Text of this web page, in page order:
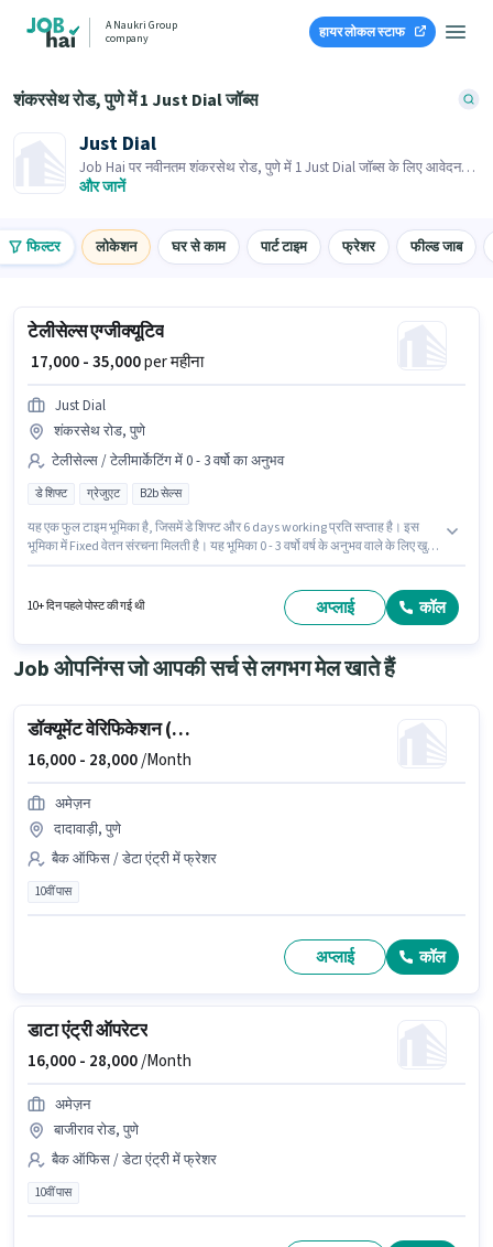
A Naukri Group
company
हायर लोकल स्टाफ
शंकरसेथ रोड, पुणे में 1 Just Dial जॉब्स
Just Dial
Job Hai पर नवीनतम शंकरसेथ रोड, पुणे में 1 Just Dial जॉब्स के लिए आवेदन
करें! भर्तीकर्ता के पास आपके क्षेत्र में तत्काल रिक्तियां हैं।
और जानें
फिल्टर लोकेशन घर से काम पार्ट टाइम फ्रेशर फील्ड जाब
टेलीसेल्स एग्जीक्यूटिव
₹ 17,000 - 35,000per महीना
Just Dial
शंकरसेथ रोड, पुणे
टेलीसेल्स / टेलीमार्केटिंग में 0 - 3 वर्षो का अनुभव
डे शिफ्ट ग्रेजुएट B2b सेल्स
यह एक फुल टाइम भूमिका है, जिसमें डे शिफ्ट और 6 days working प्रति सप्ताह है। इस
भूमिका में Fixed वेतन संरचना मिलती है। यह भूमिका 0 - 3 वर्षो वर्ष के अनुभव वाले के लिए खुली
श्रेणी में टेलीसेल्स एग्जीक्यूटिव पद के लिए सक्रिय रूप से हायर कर रहा है।
10+ दिन पहले पोस्ट की गई थी अप्लाई कॉल
Job ओपनिंग्स जो आपकी सर्च से लगभग मेल खाते हैं
डॉक्यूमेंट वेरिफिकेशन (ऑफिस)
16,000 - 28,000/Month
अमेज़न
दादावाड़ी, पुणे
बैक ऑफिस / डेटा एंट्री में फ्रेशर
10वीं पास
अप्लाई कॉल
डाटा एंट्री ऑपरेटर
16,000 - 28,000/Month
अमेज़न
बाजीराव रोड, पुणे
बैक ऑफिस / डेटा एंट्री में फ्रेशर
10वीं पास